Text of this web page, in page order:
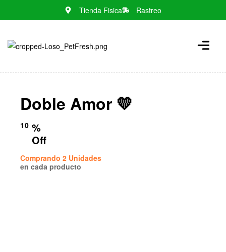
Tienda Fisica Rastreo
10 %
Off
Doble Amor 💛
Comprando 2 Unidades
en cada producto
e